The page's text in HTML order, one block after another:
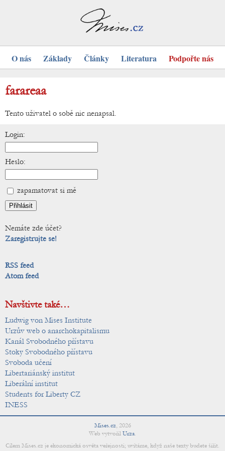
O nás Základy Články Literatura Podpořte nás
farareaa
Tento uživatel o sobě nic nenapsal.
Login:
Heslo:
zapamatovat si mě
Nemáte zde účet?
Zaregistrujte se!
RSS feed
Atom feed
Navštivte také…
Ludwig von Mises Institute
Urzův web o anarchokapitalismu
Kanál Svobodného přístavu
Stoky Svobodného přístavu
Svoboda učení
Libertariánský institut
Liberální institut
Students for Liberty CZ
INESS
Mises.cz, 2026
Web vytvořil Urza.
Cílem Mises.cz je ekonomická osvěta veřejnosti; uvítáme, když naše texty budete šířit.